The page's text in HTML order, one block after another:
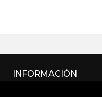
INFORMACIÓN